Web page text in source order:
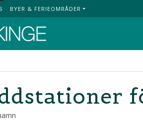
BYER & FERIEOMRÅDER